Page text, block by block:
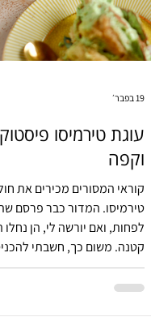
עוגת טירמיסו
וקפה
קוראי המסורים מכירים את
טירמיסו. המדור כבר פרסם
לפחות, ואם יורשה לי, הן נחלו
קטנה. משום כך, חשבתי
לקופסת פח קטנה (חדשה!) או
למארזים קטנים של עוגות,
19 בפבר׳